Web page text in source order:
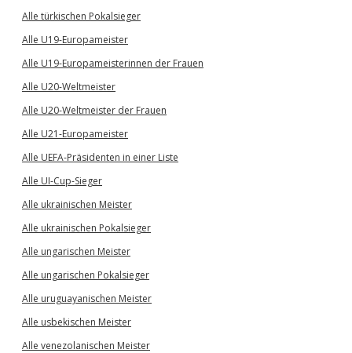
Alle türkischen Pokalsieger
Alle U19-Europameister
Alle U19-Europameisterinnen der Frauen
Alle U20-Weltmeister
Alle U20-Weltmeister der Frauen
Alle U21-Europameister
Alle UEFA-Präsidenten in einer Liste
Alle UI-Cup-Sieger
Alle ukrainischen Meister
Alle ukrainischen Pokalsieger
Alle ungarischen Meister
Alle ungarischen Pokalsieger
Alle uruguayanischen Meister
Alle usbekischen Meister
Alle venezolanischen Meister